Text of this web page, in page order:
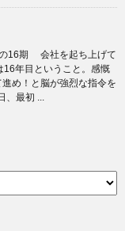
16期 会社を起ち上げて
16年目ということ。感慨
め！と脳が強烈な指令を
、最初 ...